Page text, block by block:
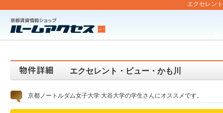
エクセレン
エクセレント・ビュー・かも川
京都ノートルダム女子大学 大谷大学の学生さんにオススメです。